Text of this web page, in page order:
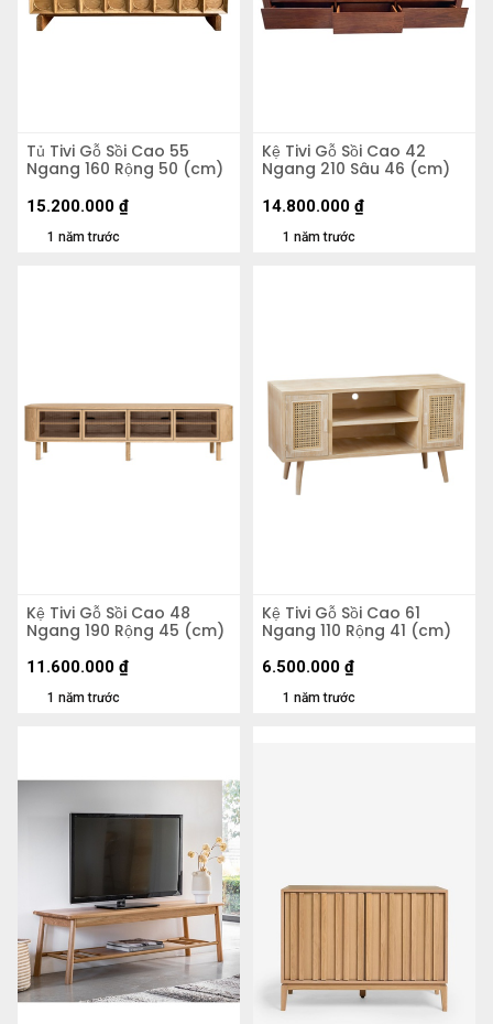
Tủ Tivi Gỗ Sồi Cao 55
Ngang 160 Rộng 50 (cm)
1 năm trước
15.200.000 ₫
Kệ Tivi Gỗ Sồi Cao 42
Ngang 210 Sâu 46 (cm)
1 năm trước
14.800.000 ₫
Kệ Tivi Gỗ Sồi Cao 48
Ngang 190 Rộng 45 (cm)
1 năm trước
11.600.000 ₫
Kệ Tivi Gỗ Sồi Cao 61
Ngang 110 Rộng 41 (cm)
1 năm trước
6.500.000 ₫